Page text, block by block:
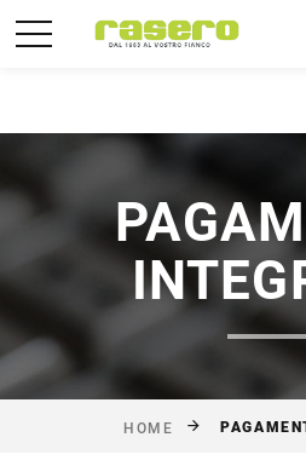
Utilizziamo solo cookies
tua permanenza sul
HOME